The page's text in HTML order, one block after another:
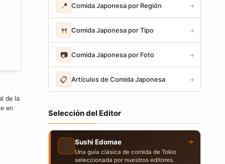
de la
en
📍 Comida Japonesa por Región →
🍴 Comida Japonesa por Tipo →
📷 Comida Japonesa por Foto →
📋 Artículos de Comida Japonesa →
Selección del Editor
🍣 Sushi Edomae
Una guía clásica de comida de Tokio
seleccionada por nuestros editores.
→